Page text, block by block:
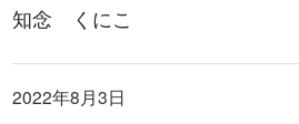
知念 くにこ
2022年8月3日